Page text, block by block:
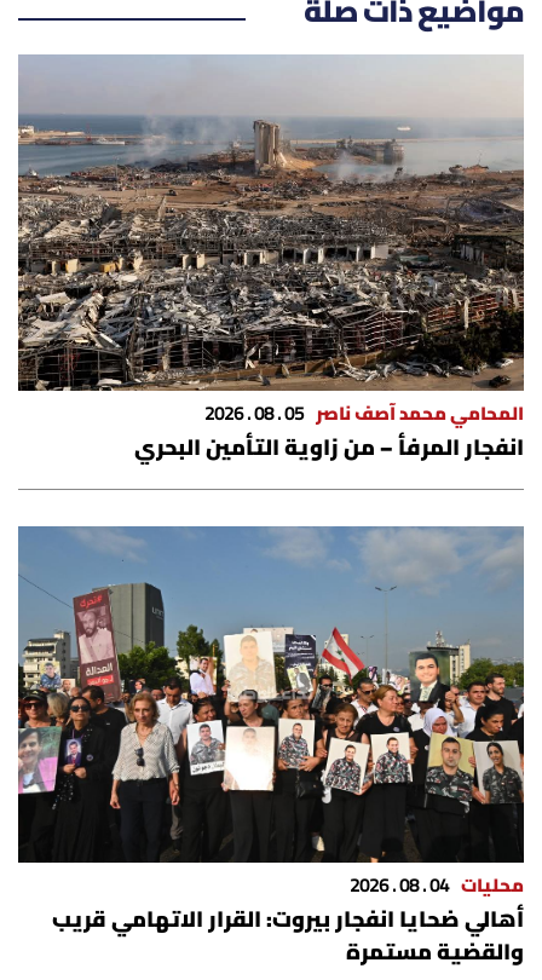
مواضيع ذات صلة
المحامي محمد آصف ناصر 05 . 08 . 2026
انفجار المرفأ – من زاوية التأمين البحري
محليات 04 . 08 . 2026
أهالي ضحايا انفجار بيروت: القرار الاتهامي قريب
والقضية مستمرة